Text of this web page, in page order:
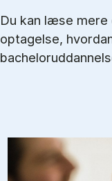
Du kan læse mere
optagelse,